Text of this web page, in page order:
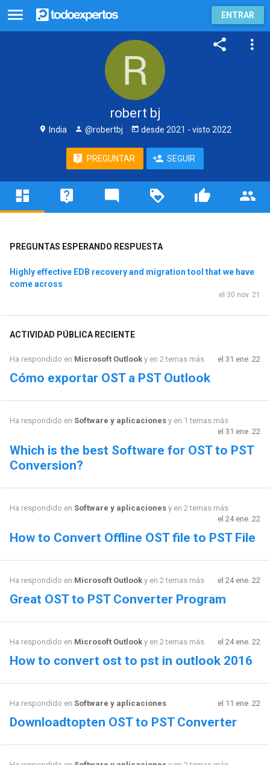
ENTRAR
robert bj
India @robertbj desde 2021 - visto 2022
PREGUNTAR SEGUIR
PREGUNTAS ESPERANDO RESPUESTA
Highly effective EDB recovery and migration tool that we have
come across
el 30 nov. 21
ACTIVIDAD PÚBLICA RECIENTE
Ha respondido en Microsoft Outlooky en 2 temas más el 31 ene. 22
Cómo exportar OST a PST Outlook
Ha respondido en Software y aplicacionesy en 1 temas más
el 31 ene. 22
Which is the best Software for OST to PST
Conversion?
Ha respondido en Software y aplicacionesy en 2 temas más
el 24 ene. 22
How to Convert Offline OST file to PST File
Ha respondido en Microsoft Outlooky en 2 temas más el 24 ene. 22
Great OST to PST Converter Program
Ha respondido en Microsoft Outlooky en 2 temas más el 24 ene. 22
How to convert ost to pst in outlook 2016
Ha respondido en Software y aplicaciones el 11 ene. 22
Downloadtopten OST to PST Converter